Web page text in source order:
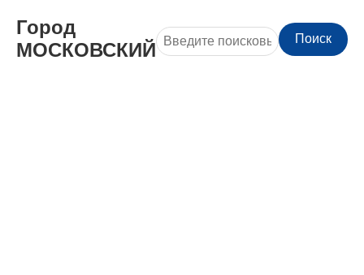
Город
МОСКОВСКИЙ
Поиск